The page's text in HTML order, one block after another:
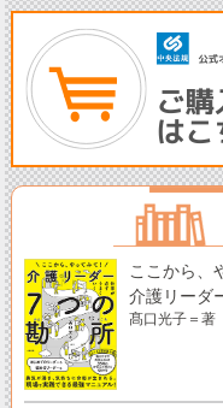
ここから、
介護リーダ
髙口光子＝著